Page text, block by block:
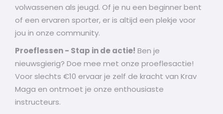
volwassenen als jeugd. Of je nu een beginner bent
of een ervaren sporter, er is altijd een plekje voor
jou in onze community.
Proeflessen - Stap in de actie! Ben je
nieuwsgierig? Doe mee met onze proeflesactie!
Voor slechts €10 ervaar je zelf de kracht van Krav
Maga en ontmoet je onze enthousiaste
instructeurs.